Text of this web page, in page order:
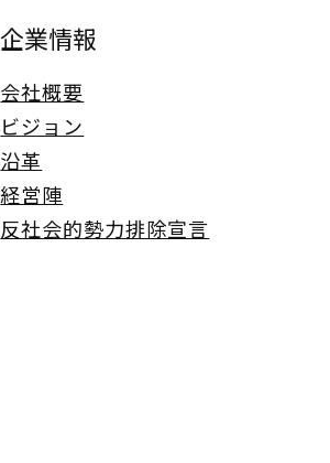
企業情報
会社概要
ビジョン
沿革
経営陣
反社会的勢力排除宣言